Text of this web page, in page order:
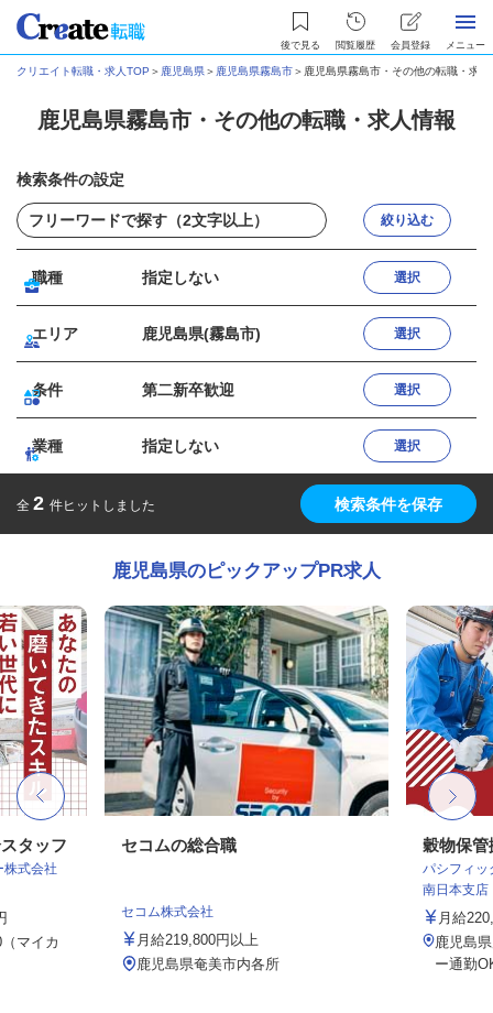
後で見る 閲覧履歴 会員登録 メニュー
クリエイト転職・求人TOP ＞ 鹿児島県＞ 鹿児島県霧島市＞ 鹿児島県霧島市・その他の転職・求人
鹿児島県霧島市・その他の転職・求人情報
検索条件の設定
絞り込む
職種 指定しない 選択
エリア 鹿児島県(霧島市) 選択
条件 第二新卒歓迎 選択
業種 指定しない 選択
全 2 件ヒットしました 検索条件を保存
鹿児島県のピックアップPR求人
タッフ
株式会社
マイカ
セコムの総合職
セコム株式会社
月給219,800円以上
鹿児島県奄美市内各所
穀物保管
パシフィ
南日本支店
月給
鹿児島
ー通勤